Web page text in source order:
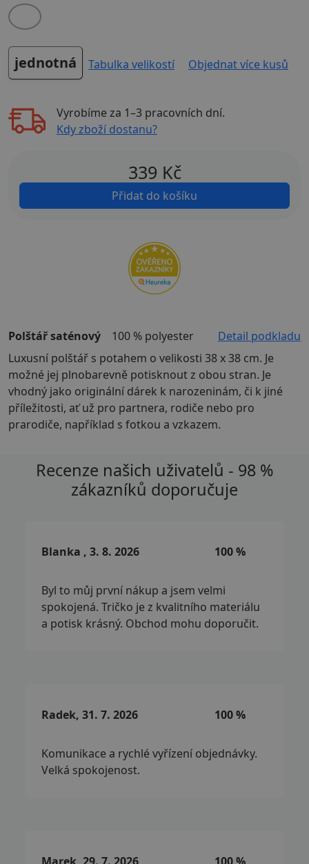
jednotná Tabulka velikostí Objednat více kusů
Vyrobíme za 1–3 pracovních dní.
Kdy zboží dostanu?
339 Kč
Přidat do košíku
Polštář saténový 100 % polyester
Detail podkladu
Luxusní polštář s potahem o velikosti 38 x 38 cm. Je
možné jej plnobarevně potisknout z obou stran. Je
vhodný jako originální dárek k narozeninám, či k jiné
příležitosti, ať už pro partnera, rodiče nebo pro
prarodiče, například s fotkou a vzkazem.
Recenze našich uživatelů - 98 %
zákazníků doporučuje
Blanka , 3. 8. 2026 100 %
Byl to můj první nákup a jsem velmi
spokojená. Tričko je z kvalitního materiálu
a potisk krásný. Obchod mohu doporučit.
Radek, 31. 7. 2026 100 %
Komunikace a rychlé vyřízení objednávky.
Velká spokojenost.